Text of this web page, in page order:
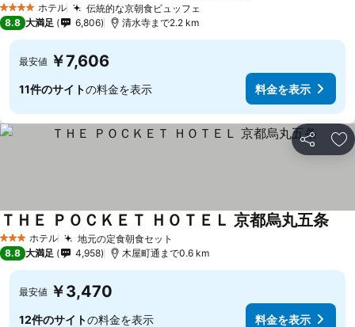
4 ホテルのランク
ホテル 伝統的な京朝食ビュッフェ
8.8 大満足 6,806 清水寺まで2.2 km
最安値 ￥7,606
11件のサイトの料金を表示 料金を表示
シェア お
3 ホテルのランク
ホテル 地元の定食朝食セット
ＴＨＥ ＰＯＣＫＥＴ ＨＯＴＥＬ 京都烏丸五条
8.8 大満足 4,958 木屋町通まで0.6 km
最安値 ￥3,470
12件のサイトの料金を表示 料金を表示